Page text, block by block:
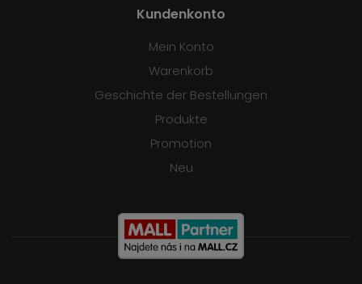
Kundenkonto
Mein Konto
Warenkorb
Geschichte der Bestellungen
Produkte
Promotion
Neu